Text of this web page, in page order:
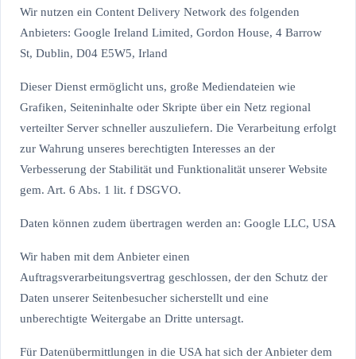
Wir nutzen ein Content Delivery Network des folgenden
Anbieters: Google Ireland Limited, Gordon House, 4 Barrow
St, Dublin, D04 E5W5, Irland
Dieser Dienst ermöglicht uns, große Mediendateien wie
Grafiken, Seiteninhalte oder Skripte über ein Netz regional
verteilter Server schneller auszuliefern. Die Verarbeitung erfolgt
zur Wahrung unseres berechtigten Interesses an der
Verbesserung der Stabilität und Funktionalität unserer Website
gem. Art. 6 Abs. 1 lit. f DSGVO.
Daten können zudem übertragen werden an: Google LLC, USA
Wir haben mit dem Anbieter einen
Auftragsverarbeitungsvertrag geschlossen, der den Schutz der
Daten unserer Seitenbesucher sicherstellt und eine
unberechtigte Weitergabe an Dritte untersagt.
Für Datenübermittlungen in die USA hat sich der Anbieter dem